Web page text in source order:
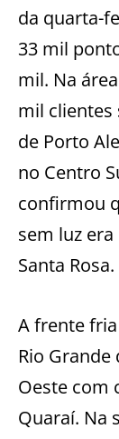
da quarta-
33 mil
mil. Na
mil clientes
de Porto
no Centro
confirmou
sem luz
Santa Rosa.
A frente
Rio
Oeste com
Quaraí. Na